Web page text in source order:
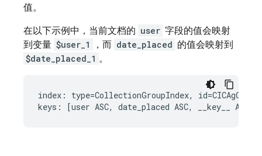
值。
在以下示例中，当前文档的 user 字段的值会映射
到变量 $user_1 ，而 date_placed 的值会映射到
$date_placed_1 。
index: type=CollectionGroupIndex,